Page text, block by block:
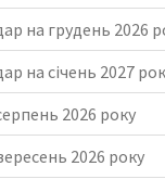
на грудень 2026
на січень 2027
2026 року
2026 року